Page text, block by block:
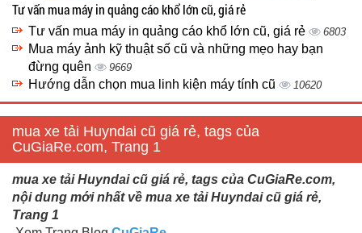
Tư vấn mua máy in quảng cáo khổ lớn cũ, giá rẻ
Tư vấn mua máy in quảng cáo khổ lớn cũ, giá rẻ 6803
Mua máy ảnh kỹ thuật số cũ và những mẹo hay bạn
đừng quên
9669
Hướng dẫn chọn mua linh kiện máy tính cũ 10620
mua xe tải Huyndai cũ giá rẻ, tags của
CuGiaRe.com, Trang 1
mua xe tải Huyndai cũ giá rẻ, tags của CuGiaRe.com,
nội dung mới nhất về mua xe tải Huyndai cũ giá rẻ,
Trang 1